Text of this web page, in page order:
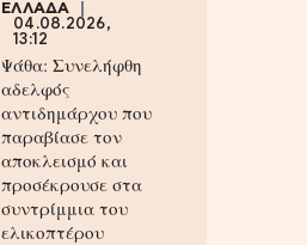
ΕΛΛΑΔΑ
04.08.2026,
13:12
Ψάθα: Συνελήφθη
αδελφός
αντιδημάρχου που
παραβίασε τον
αποκλεισμό και
προσέκρουσε στα
συντρίμμια του
ελικοπτέρου